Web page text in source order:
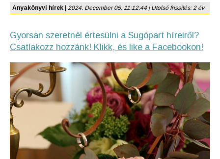
Anyakönyvi hírek 2024. December 05. 11:12:44 | Utolsó frissítés: 2 év
Gyorsan szeretnél értesülni a Sugópart híreiről?
Csatlakozz hozzánk! Klikk, és like a Facebookon!